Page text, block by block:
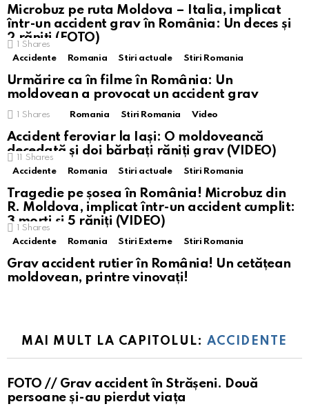
Microbuz pe ruta Moldova – Italia, implicat
într-un accident grav în România: Un deces și
2 răniți (FOTO)
1 Shares
Accidente
Romania Stiri actuale Stiri Romania
Urmărire ca în filme în România: Un
moldovean a provocat un accident grav
1 Shares Romania Stiri Romania Video
Accident feroviar la Iași: O moldoveancă
decedată și doi bărbați răniți grav​ (VIDEO)
11 Shares
Accidente
Romania Stiri actuale Stiri Romania
Tragedie pe șosea în România! Microbuz din
R. Moldova, implicat într-un accident cumplit:
3 morți și 5 răniți (VIDEO)
1 Shares
Accidente
Romania Stiri Externe Stiri Romania
Grav accident rutier în România! Un cetățean
moldovean, printre vinovați!
MAI MULT LA CAPITOLUL: ACCIDENTE
FOTO // Grav accident în Strășeni. Două
persoane și-au pierdut viața